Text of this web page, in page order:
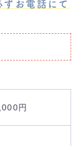
お電話にて
円